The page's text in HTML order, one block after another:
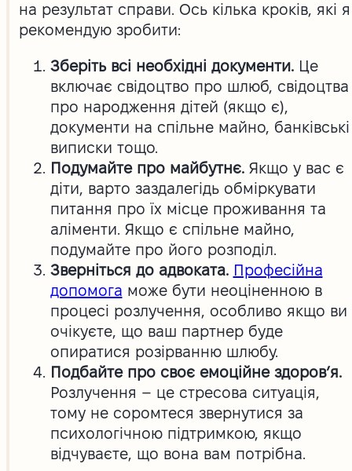
на результат справи. Ось кілька кроків, які я
рекомендую зробити:
Зберіть всі необхідні документи. Це
включає свідоцтво про шлюб, свідоцтва
про народження дітей (якщо є),
документи на спільне майно, банківські
виписки тощо.
Подумайте про майбутнє. Якщо у вас є
діти, варто заздалегідь обміркувати
питання про їх місце проживання та
аліменти. Якщо є спільне майно,
подумайте про його розподіл.
Зверніться до адвоката. Професійна
допомога може бути неоціненною в
процесі розлучення, особливо якщо ви
очікуєте, що ваш партнер буде
опиратися розірванню шлюбу.
Подбайте про своє емоційне здоров’я.
Розлучення – це стресова ситуація,
тому не соромтеся звернутися за
психологічною підтримкою, якщо
відчуваєте, що вона вам потрібна.